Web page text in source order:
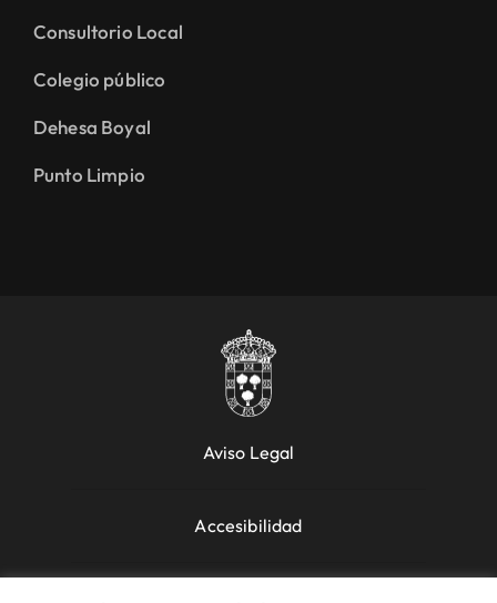
Consultorio Local
Colegio público
Dehesa Boyal
Punto Limpio
Aviso Legal
Accesibilidad